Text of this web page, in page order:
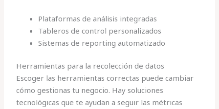
Plataformas de análisis integradas
Tableros de control personalizados
Sistemas de reporting automatizado
Herramientas para la recolección de datos
Escoger las herramientas correctas puede cambiar
cómo gestionas tu negocio. Hay soluciones
tecnológicas que te ayudan a seguir las métricas